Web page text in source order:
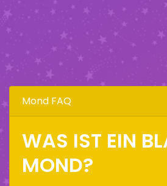
Mond FAQ
WAS IST EIN
MOND?